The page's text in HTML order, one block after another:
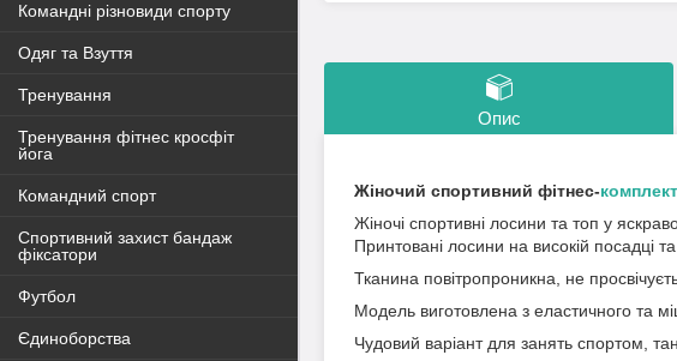
Опис
Жіночий спортивний фітнес-комплект
Жіночі спортивні лосини та топ у
Принтовані лосини на високій посадці
Тканина повітропроникна, не
Модель виготовлена з еластичного та
Чудовий варіант для занять спортом,
Командні різновиди спорту
Одяг та Взуття
Тренування
Тренування фітнес кросфіт
йога
Командний спорт
Спортивний захист бандаж
фіксатори
Футбол
Єдиноборства